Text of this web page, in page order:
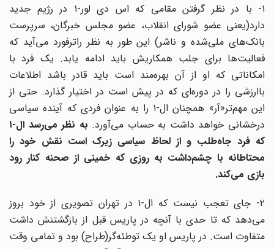
۱- با در نظر گرفتن مقامی که اس دی لور-۱ در رژیم جدید
دارد(یعنی عضو شورای انقلاب، عضو مجلس خبرگان، سرپرست
بانک‌های ملی‌شده و ناشر) این طور به نظر راترفورد می‌آید که
فعالیت‌ها برای جلب همکاریش باید ادامه یابد. یک فرد با
امکاناتی که او از آن بهره‌مند است باید قادر باشد اطلاعات
باارزشی را در دوره‌ای که در پیش است در اختیار گذارد. حتی از
این مهم‌تر«آر» همچنان ال-۱ را به عنوان فردی که آینده سیاسی
درخشانی خواهد داشت به حساب می‌آورد.
به نظر می‌رسد ال-۱
که فرد جاه‌طلب و از لحاظ سیاسی زیرک است نقش خود را
محتاطانه با چشم‌داشت به روزی که خمینی از صحنه کنار رود
بازی می‌کند.
۲- جای تعجب نیست که ال-۱ در تهران تصویری از خود بروز
می‌دهد که تا حدی با آنچه در پاریس قبل از بازگشتنش داشت
متفاوت است. در پاریس او یک توطئه‌گر(طراح) بود و تمامی وقت